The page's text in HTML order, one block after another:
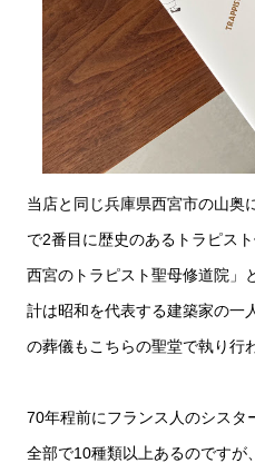
当店と同じ兵庫県西宮市の山奥
で2番目に歴史のあるトラピス
西宮のトラピスト聖母修道院」
計は昭和を代表する建築家の一
の葬儀もこちらの聖堂で執り行
70年程前にフランス人のシスタ
全部で10種類以上あるのですが